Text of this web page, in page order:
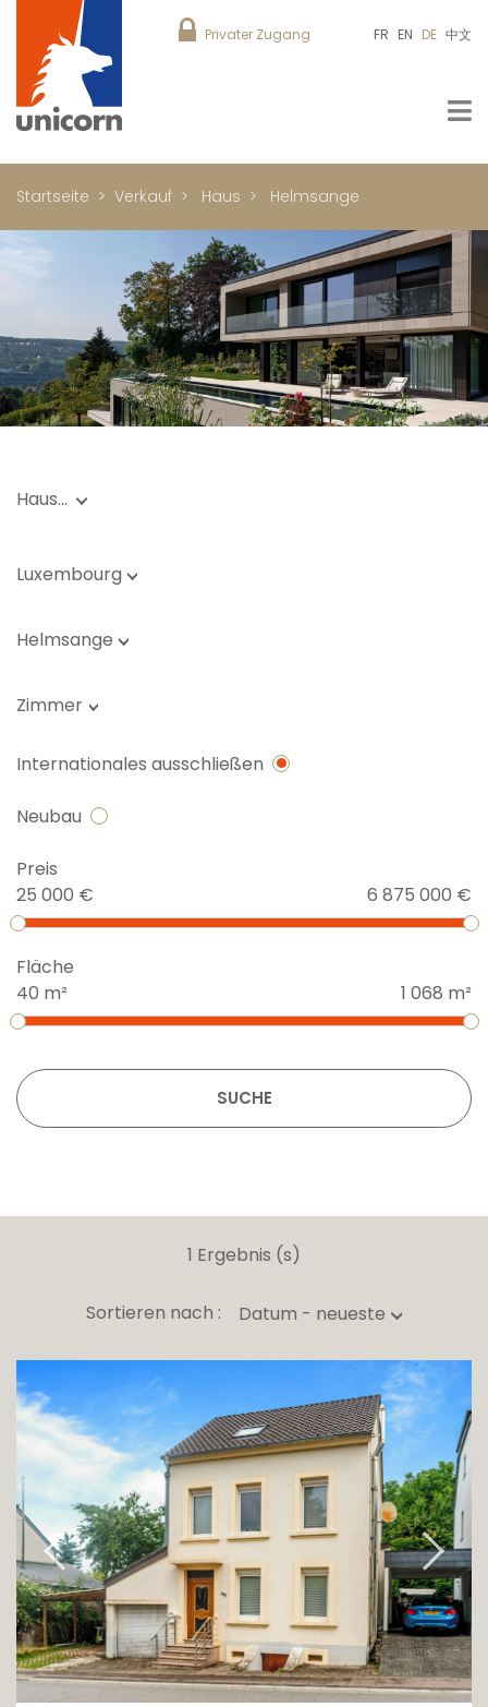
Privater Zugang FR EN DE 中文
Startseite Verkauf Haus Helmsange
Haus…
Luxembourg
Helmsange
Zimmer
Internationales ausschließen
Neubau
Preis
25 000 €
6 875 000 €
Fläche
40 m²
1 068 m²
SUCHE
1 Ergebnis (s)
Sortieren nach : Datum - neueste